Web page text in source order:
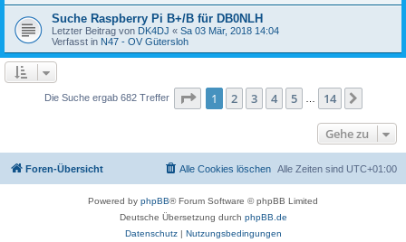
Suche Raspberry Pi B+/B für DB0NLH
Letzter Beitrag von DK4DJ « Sa 03 Mär, 2018 14:04
Verfasst in N47 - OV Gütersloh
Die Suche ergab 682 Treffer Seite 1von 14
1 2 3 4 5 14
Gehe zu
Foren-Übersicht Alle Zeiten sind UTC+01:00
Alle Cookies löschen
Powered by phpBB® Forum Software © phpBB Limited
Deutsche Übersetzung durch phpBB.de
Datenschutz| Nutzungsbedingungen